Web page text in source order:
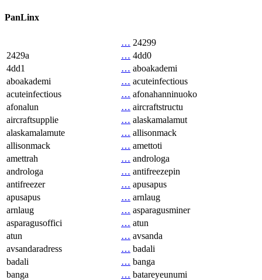
PanLinx
… 24299
2429a
… 4dd0
4dd1
… aboakademi
aboakademi
… acuteinfectious
acuteinfectious
… afonahanninuoko
afonalun
… aircraftstructu
aircraftsupplie
… alaskamalamut
alaskamalamute
… allisonmack
allisonmack
… amettoti
amettrah
… androloga
androloga
… antifreezepin
antifreezer
… apusapus
apusapus
… arnlaug
arnlaug
… asparagusminer
asparagusoffici
… atun
atun
… avsanda
avsandaradress
… badali
badali
… banga
banga
… batareyeunumi